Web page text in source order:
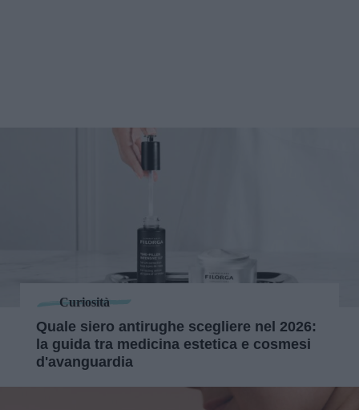
Curiosità
Quale siero antirughe scegliere nel 2026:
la guida tra medicina estetica e cosmesi
d'avanguardia